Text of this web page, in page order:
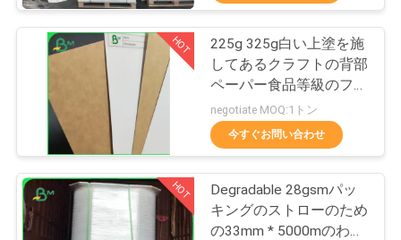
ち
て
工
光沢のある塗被紙
348
HOT
225g 325g白い上塗を施
してあるクラフトの背部
ペーパー食品等級のファ
ースト・フード箱材料
negotiate MOQ:1トン
今すぐお問い合わせ
HOT
Degradable 28gsmパッ
キングのストローのため
の33mm * 5000mのわら